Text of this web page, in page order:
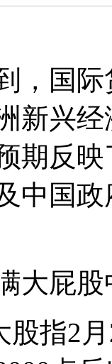
货
新兴
期反
中国
满大
月29